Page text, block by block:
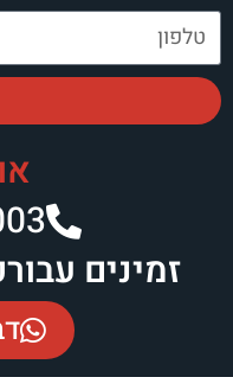
זמינים